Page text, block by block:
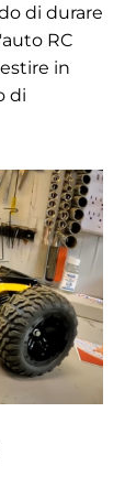
di durare
RC
in
di